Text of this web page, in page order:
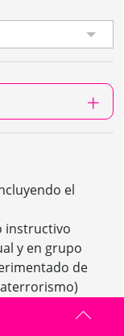
el
instructivo
y en grupo
de
completo y